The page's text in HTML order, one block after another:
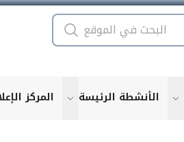
show submenu for "More"
الأنشطة الرئيسة for "More"
المركز